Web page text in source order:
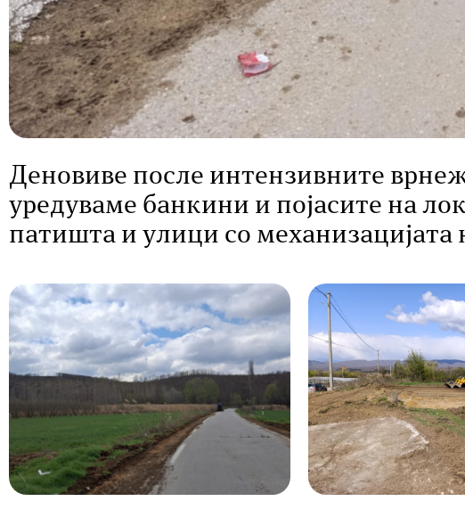
Деновиве после интензивните
уредуваме банкини и појасите на
патишта и улици со механизацијата